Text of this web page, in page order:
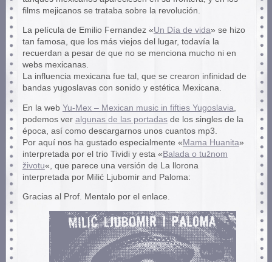
films mejicanos se trataba sobre la revolución.
La película de Emilio Fernandez «Un Día de vida» se hizo
tan famosa, que los más viejos del lugar, todavía la
recuerdan a pesar de que no se menciona mucho ni en
webs mexicanas.
La influencia mexicana fue tal, que se crearon infinidad de
bandas yugoslavas con sonido y estética Mexicana.
En la web Yu-Mex – Mexican music in fifties Yugoslavia
podemos ver algunas de las portadasde los singles de la
época, así como descargarnos unos cuantos mp3.
Por aquí nos ha gustado especialmente « Mama Huanita»
interpretada por el trio Tividi y esta « Balada o tužnom
životu«, que parece una versión de La llorona
interpretada por Milić Ljubomir and Paloma:
Gracias al Prof. Mentalo por el enlace.